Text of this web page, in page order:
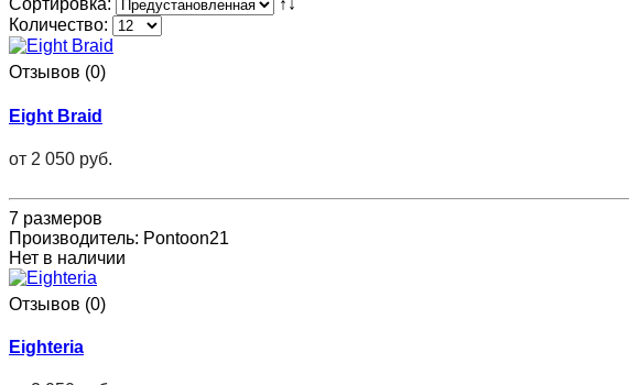
Сортировка:
↑↓
Количество:
Отзывов (0)
Eight Braid
от 2 050 руб.
7 размеров
Производитель: Pontoon21
Нет в наличии
Отзывов (0)
Eighteria